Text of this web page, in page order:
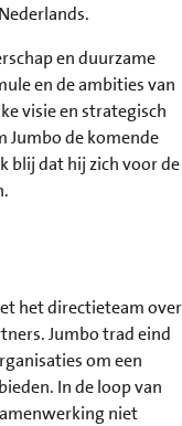
en duurzame
en de ambities van
visie en strategisch
Jumbo de komende
blij dat hij zich voor de
het directieteam over
Jumbo trad eind
om een
In de loop van
niet